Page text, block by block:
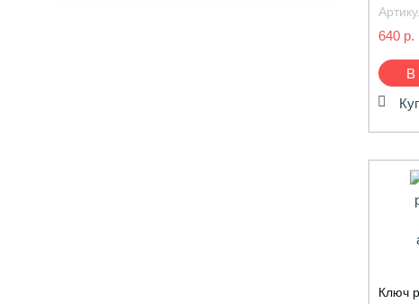
640 р.
В
Ключ